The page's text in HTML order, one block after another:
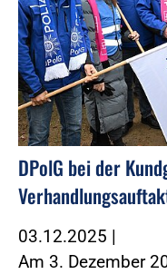
DPolG bei der
03.12.2025 |
Am 3. Dezember